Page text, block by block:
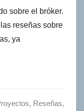
sobre el bróker.
reseñas sobre
ya
, Reseñas,